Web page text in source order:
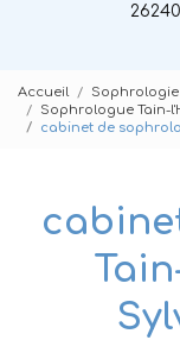
Accueil
Sophrologie
Sophrologue Tain-
cabinet de